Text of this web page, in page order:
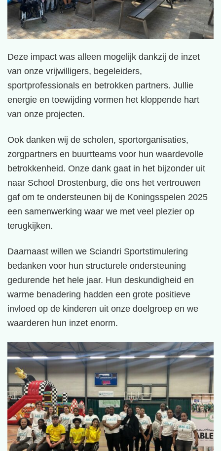
Deze impact was alleen mogelijk dankzij de inzet
van onze vrijwilligers, begeleiders,
sportprofessionals en betrokken partners. Jullie
energie en toewijding vormen het kloppende hart
van onze projecten.
Ook danken wij de scholen, sportorganisaties,
zorgpartners en buurtteams voor hun waardevolle
betrokkenheid. Onze dank gaat in het bijzonder uit
naar School Drostenburg, die ons het vertrouwen
gaf om te ondersteunen bij de Koningsspelen 2025
een samenwerking waar we met veel plezier op
terugkijken.
Daarnaast willen we Sciandri Sportstimulering
bedanken voor hun structurele ondersteuning
gedurende het hele jaar. Hun deskundigheid en
warme benadering hadden een grote positieve
invloed op de kinderen uit onze doelgroep en we
waarderen hun inzet enorm.